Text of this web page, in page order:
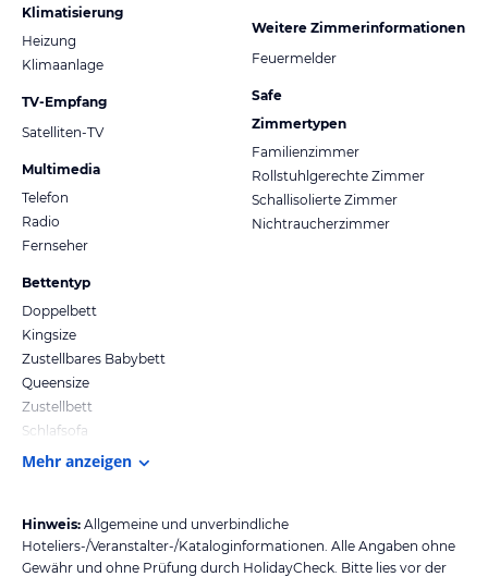
Klimatisierung
Heizung
Klimaanlage
TV-Empfang
Satelliten-TV
Multimedia
Telefon
Radio
Fernseher
Bettentyp
Doppelbett
Kingsize
Zustellbares Babybett
Queensize
Zustellbett
Schlafsofa
Weitere Zimmerinformationen
Feuermelder
Safe
Zimmertypen
Familienzimmer
Rollstuhlgerechte Zimmer
Schallisolierte Zimmer
Nichtraucherzimmer
Mehr anzeigen
Hinweis: Allgemeine und unverbindliche
Hoteliers-/Veranstalter-/Kataloginformationen. Alle Angaben ohne
Gewähr und ohne Prüfung durch HolidayCheck. Bitte lies vor der